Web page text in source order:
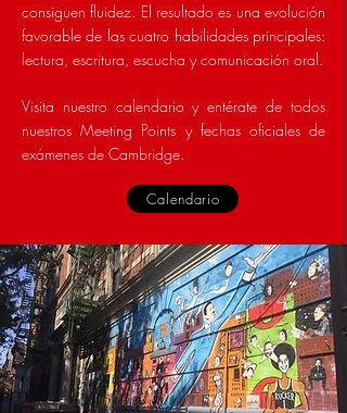
consiguen fluidez. El resultado es una evolución
favorable de las cuatro habilidades principales:
lectura, escritura, escucha y comunicación oral.
Visita nuestro calendario y entérate de todos
nuestros Meeting Points y fechas oficiales de
exámenes de Cambridge.
Calendario